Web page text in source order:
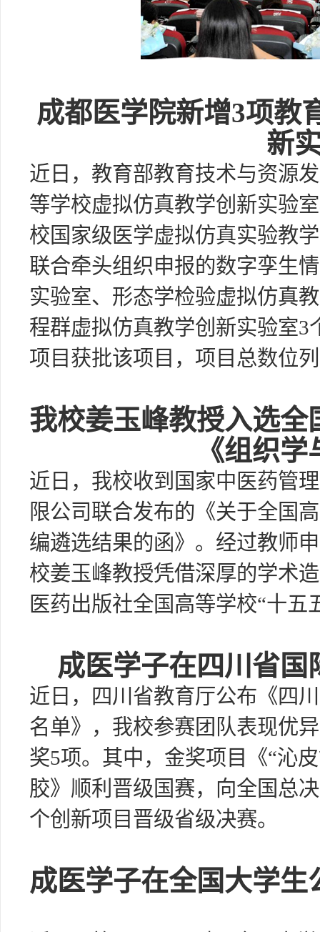
成都医学院新增3项教
新
近日，教育部教育技术与资源
等学校虚拟仿真教学创新实验
校国家级医学虚拟仿真实验教
联合牵头组织申报的数字孪生
实验室、形态学检验虚拟仿真
程群虚拟仿真教学创新实验室
项目获批该项目，项目总数位
我校姜玉峰教授入选全
《组织
近日，我校收到国家中医药管
限公司联合发布的《关于全国
编遴选结果的函》。经过教师
校姜玉峰教授凭借深厚的学术
医药出版社全国高等学校“十
成医学子在四川省
近日，四川省教育厅公布《四
名单》，我校参赛团队表现优
奖5项。其中，金奖项目《“沁
胶》顺利晋级国赛，向全国总
个创新项目晋级省级决赛。
成医学子在全国大学